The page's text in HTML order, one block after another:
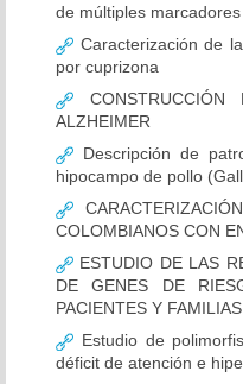
de múltiples
Caracterización de
por cuprizona
ALZHEIMER
Descripción de
hipocampo de pollo
COLOMBIANOS CON
ESTUDIO DE LAS
DE GENES DE
PACIENTES Y
Estudio de
déficit de atención e